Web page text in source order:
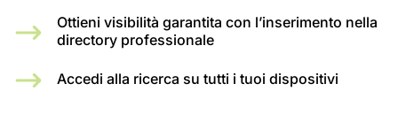
Ottieni visibilità garantita con l’inserimento nella
directory professionale
Accedi alla ricerca su tutti i tuoi dispositivi